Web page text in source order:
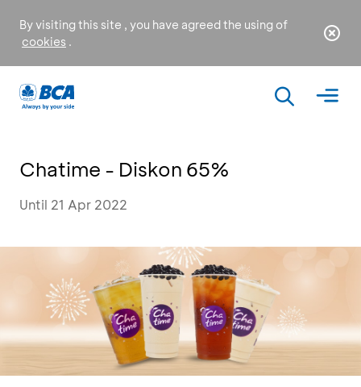
By visiting this site , you have agreed the using of
cookies .
Chatime - Diskon 65%
Until 21 Apr 2022